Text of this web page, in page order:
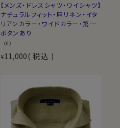
【メンズ・ドレスシャツ・ワイシャツ】
ナチュラルフィット・麻リネン・イタ
リアンカラー・ワイドカラー・第一
ボタンあり
（0）
¥11,000 税込